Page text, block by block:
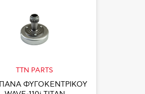
TTN PARTS
ΦΥΓΟΚΕΝΤΡΙΚΟΥ